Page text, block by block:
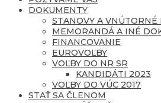
DOKUMENTY
STANOVY A VNÚTORNÉ
MEMORANDÁ A INÉ
FINANCOVANIE
EUROVOĽBY
VOĽBY DO NR SR
KANDIDÁTI 2023
VOĽBY DO VÚC 2017
STAŤ SA ČLENOM